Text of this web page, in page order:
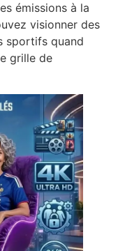
émissions à la
visionner des
sportifs quand
grille de